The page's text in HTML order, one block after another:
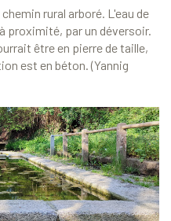
rural arboré. L'eau de
proximité, par un déversoir.
être en pierre de taille,
est en béton. (Yannig